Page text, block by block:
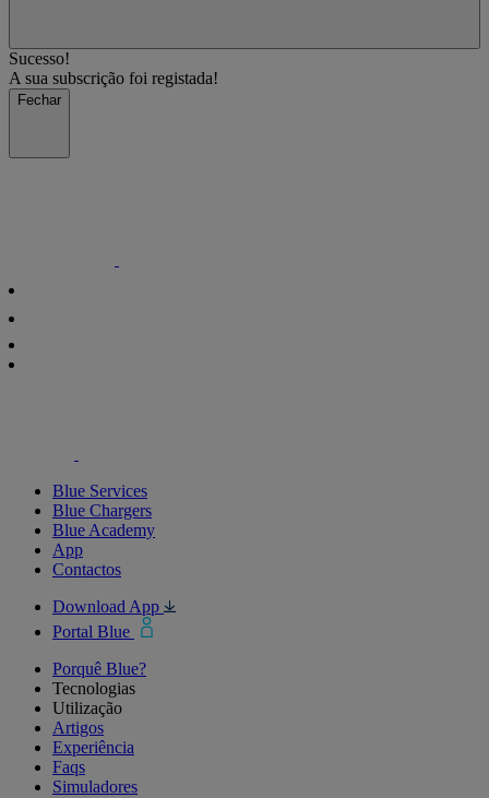
Sucesso!
A sua subscrição foi registada!
Fechar
Blue Services
Blue Chargers
Blue Academy
App
Contactos
Download App
Portal Blue
Porquê Blue?
Tecnologias
Utilização
Artigos
Experiência
Faqs
Simuladores